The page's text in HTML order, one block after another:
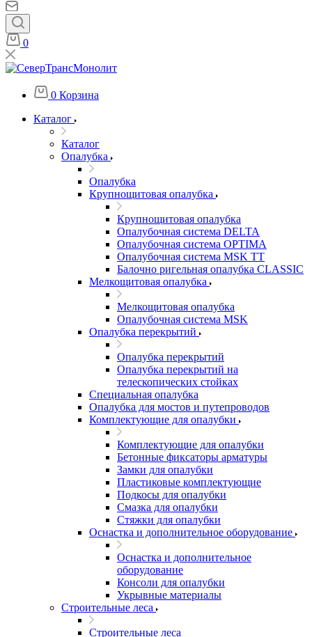
0
0 Корзина
Каталог
Каталог
Опалубка
Опалубка
Крупнощитовая опалубка
Крупнощитовая опалубка
Опалубочная система DELTA
Опалубочная сиcтема OPTIMA
Опалубочная система MSK TT
Балочно ригельная опалубка CLASSIC
Мелкощитовая опалубка
Мелкощитовая опалубка
Опалубочная система MSK
Опалубка перекрытий
Опалубка перекрытий
Опалубка перекрытий на
телескопических стойках
Специальная опалубка
Опалубка для мостов и путепроводов
Комплектующие для опалубки
Комплектующие для опалубки
Бетонные фиксаторы арматуры
Замки для опалубки
Пластиковые комплектующие
Подкосы для опалубки
Смазка для опалубки
Стяжки для опалубки
Оснастка и дополнительное оборудование
Оснастка и дополнительное
оборудование
Консоли для опалубки
Укрывные материалы
Строительные леса
Строительные леса